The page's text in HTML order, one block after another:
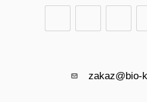
zakaz@bio-